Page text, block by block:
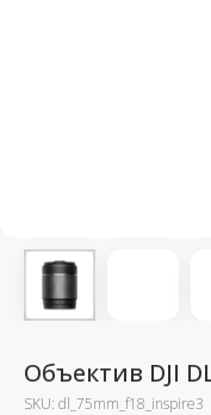
Объектив DJI
SKU: dl_75mm_f18_inspire3